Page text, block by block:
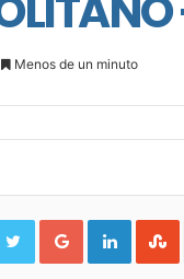
Menos de un minuto
T
t
G
g
L
k
e